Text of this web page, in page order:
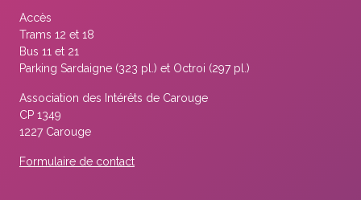
Accès
Trams 12 et 18
Bus 11 et 21
Parking Sardaigne (323 pl.) et Octroi (297 pl.)
Association des Intérêts de Carouge
CP 1349
1227 Carouge
Formulaire de contact